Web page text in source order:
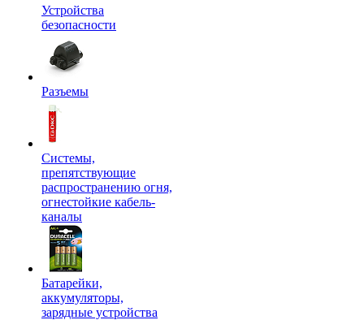
Устройства
безопасности
Разъемы
Системы,
препятствующие
распространению огня,
огнестойкие кабель-
каналы
Батарейки,
аккумуляторы,
зарядные устройства